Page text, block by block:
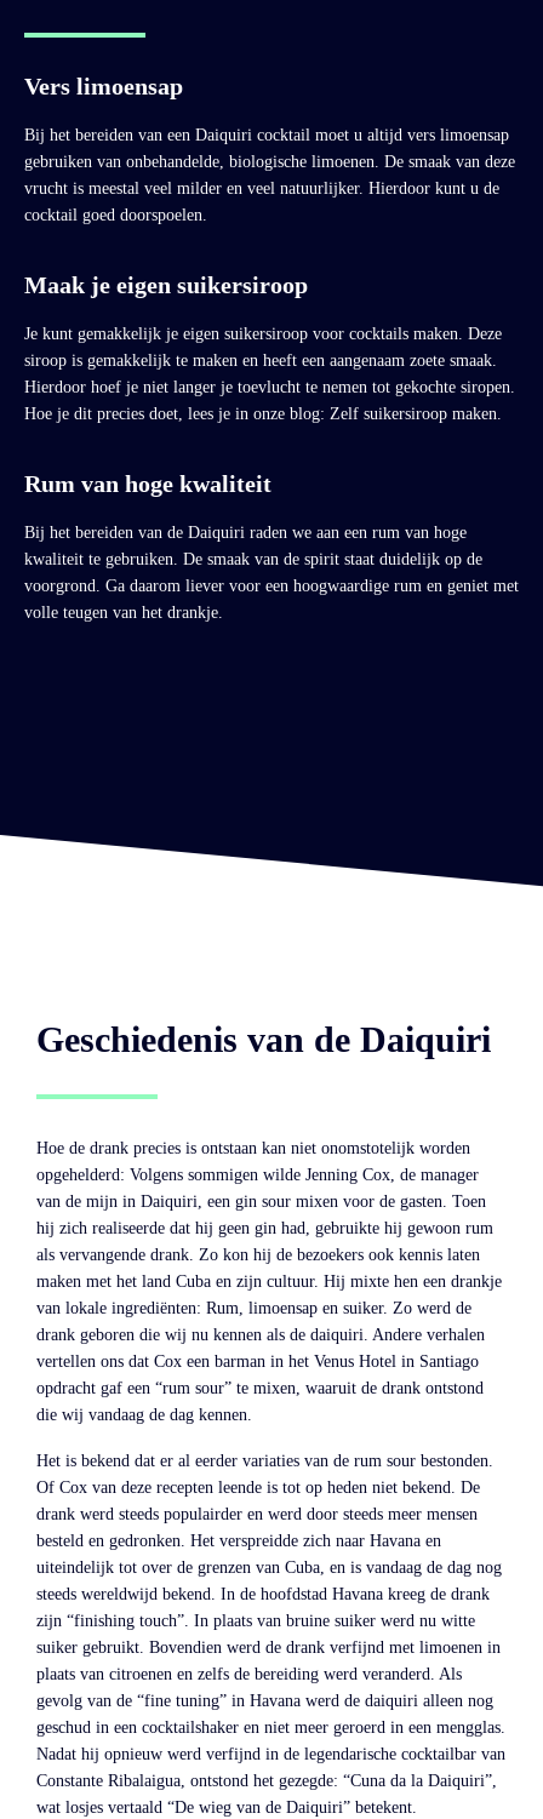
Vers limoensap
Bij het bereiden van een Daiquiri cocktail moet u altijd vers limoensap
gebruiken van onbehandelde, biologische limoenen. De smaak van deze
vrucht is meestal veel milder en veel natuurlijker. Hierdoor kunt u de
cocktail goed doorspoelen.
Maak je eigen suikersiroop
Je kunt gemakkelijk je eigen suikersiroop voor cocktails maken. Deze
siroop is gemakkelijk te maken en heeft een aangenaam zoete smaak.
Hierdoor hoef je niet langer je toevlucht te nemen tot gekochte siropen.
Hoe je dit precies doet, lees je in onze blog: Zelf suikersiroop maken.
Rum van hoge kwaliteit
Bij het bereiden van de Daiquiri raden we aan een rum van hoge
kwaliteit te gebruiken. De smaak van de spirit staat duidelijk op de
voorgrond. Ga daarom liever voor een hoogwaardige rum en geniet met
volle teugen van het drankje.
Geschiedenis van de Daiquiri
Hoe de drank precies is ontstaan kan niet onomstotelijk worden
opgehelderd: Volgens sommigen wilde Jenning Cox, de manager
van de mijn in Daiquiri, een gin sour mixen voor de gasten. Toen
hij zich realiseerde dat hij geen gin had, gebruikte hij gewoon rum
als vervangende drank. Zo kon hij de bezoekers ook kennis laten
maken met het land Cuba en zijn cultuur. Hij mixte hen een drankje
van lokale ingrediënten: Rum, limoensap en suiker. Zo werd de
drank geboren die wij nu kennen als de daiquiri. Andere verhalen
vertellen ons dat Cox een barman in het Venus Hotel in Santiago
opdracht gaf een “rum sour” te mixen, waaruit de drank ontstond
die wij vandaag de dag kennen.
Het is bekend dat er al eerder variaties van de rum sour bestonden.
Of Cox van deze recepten leende is tot op heden niet bekend. De
drank werd steeds populairder en werd door steeds meer mensen
besteld en gedronken. Het verspreidde zich naar Havana en
uiteindelijk tot over de grenzen van Cuba, en is vandaag de dag nog
steeds wereldwijd bekend. In de hoofdstad Havana kreeg de drank
zijn “finishing touch”. In plaats van bruine suiker werd nu witte
suiker gebruikt. Bovendien werd de drank verfijnd met limoenen in
plaats van citroenen en zelfs de bereiding werd veranderd. Als
gevolg van de “fine tuning” in Havana werd de daiquiri alleen nog
geschud in een cocktailshaker en niet meer geroerd in een mengglas.
Nadat hij opnieuw werd verfijnd in de legendarische cocktailbar van
Constante Ribalaigua, ontstond het gezegde: “Cuna da la Daiquiri”,
wat losjes vertaald “De wieg van de Daiquiri” betekent.